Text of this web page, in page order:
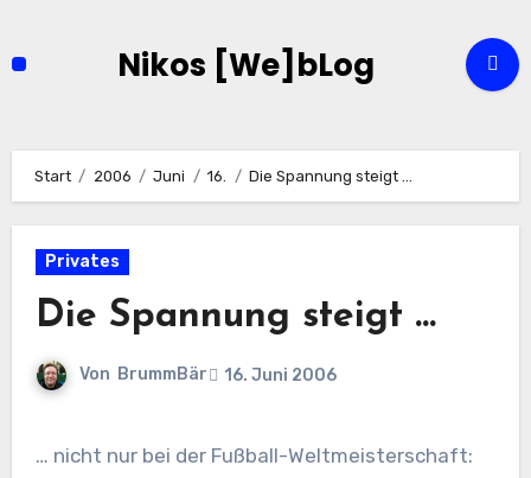
Nikos [We]bLog
Start 2006 Juni 16. Die Spannung steigt …
Privates
Die Spannung steigt …
Von BrummBär 16. Juni 2006
… nicht nur bei der Fußball-Weltmeisterschaft: